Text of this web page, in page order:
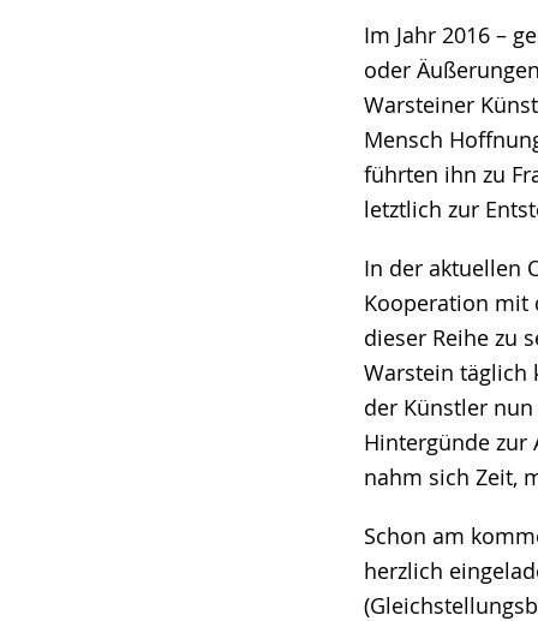
Im Jahr 2016 –
oder
Warsteiner
Mensch
führten ihn zu
letztlich zur
In der aktuellen
Kooperation mit
dieser Reihe zu
Warstein täglich
der Künstler
Hintergünde zur
nahm sich Zeit,
Schon am
herzlich